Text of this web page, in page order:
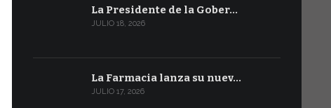
La Presidente de la Gober…
JULIO 18, 2026
La Farmacia lanza su nuev…
JULIO 17, 2026